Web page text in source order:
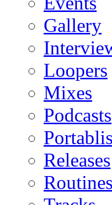
Gallery
Loopers
Mixes
Podcasts
Releases
Routines